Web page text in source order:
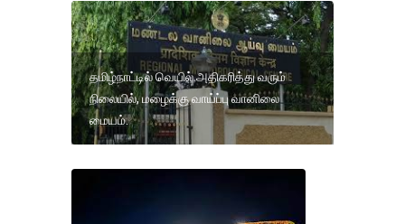
தமிழ்நாட்டில் வெயில் அதிகரித்து வரும்
நிலையில், மழைக்கு வாய்ப்பு வானிலை
மையம்.